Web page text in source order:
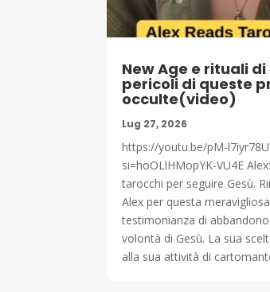
New Age e rituali
pericoli di queste
occulte(video)
Lug 27, 2026
https://youtu.be/pM-
si=hoOLlHMopYK-VU4E
tarocchi per seguire Gesù.
Alex per questa
testimonianza di
volontà di Gesù. La sua
alla sua attività di